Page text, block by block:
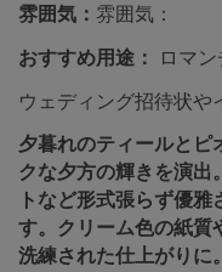
雰囲気： 雰囲気：
おすすめ用途：
ロマ
ウェディング招待状や
夕暮れのティールとピ
クな夕方の輝きを演出
トなど形式張らず優
す。クリーム色の紙質
洗練された仕上がりに